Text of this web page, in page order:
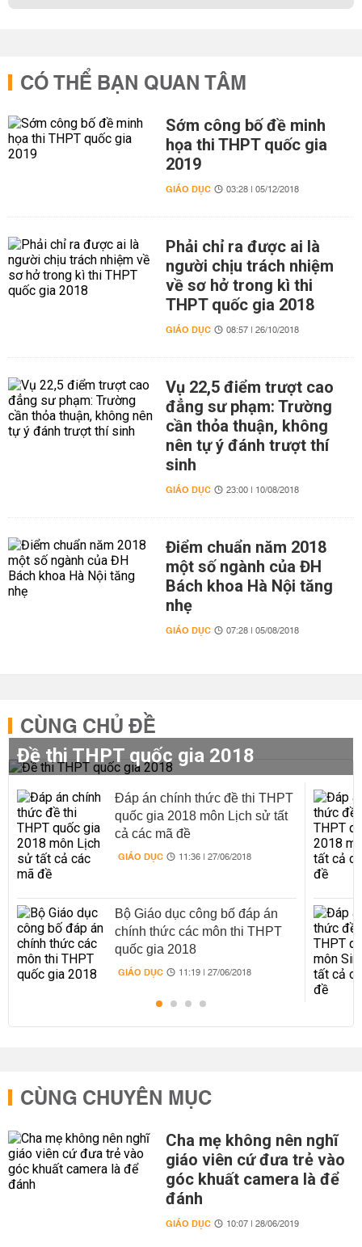
CÓ THỂ BẠN QUAN TÂM
Sớm công bố đề minh
họa thi THPT quốc gia
2019
GIÁO DỤC 03:28 | 05/12/2018
Phải chỉ ra được ai là
người chịu trách nhiệm
về sơ hở trong kì thi
THPT quốc gia 2018
GIÁO DỤC 08:57 | 26/10/2018
Vụ 22,5 điểm trượt cao
đẳng sư phạm: Trường
cần thỏa thuận, không
nên tự ý đánh trượt thí
sinh
GIÁO DỤC 23:00 | 10/08/2018
Điểm chuẩn năm 2018
một số ngành của ĐH
Bách khoa Hà Nội tăng
nhẹ
GIÁO DỤC 07:28 | 05/08/2018
CÙNG CHỦ ĐỀ
Đề thi THPT quốc gia 2018
Đáp án chính thức đề thi THPT
quốc gia 2018 môn Lịch sử tất
cả các mã đề
GIÁO DỤC 11:36 | 27/06/2018
Bộ Giáo dục công bố đáp án
chính thức các môn thi THPT
quốc gia 2018
GIÁO DỤC 11:19 | 27/06/2018
CÙNG CHUYÊN MỤC
Cha mẹ không nên nghĩ
giáo viên cứ đưa trẻ vào
góc khuất camera là để
đánh
GIÁO DỤC 10:07 | 28/06/2019